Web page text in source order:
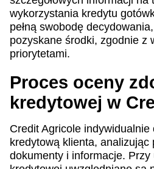
wykorzystania kredytu
pełną swobodę
pozyskane środki, zgodnie z
priorytetami.
Proces oceny
kredytowej w
Credit Agricole
kredytową klienta, analizując
dokumenty i informacje.